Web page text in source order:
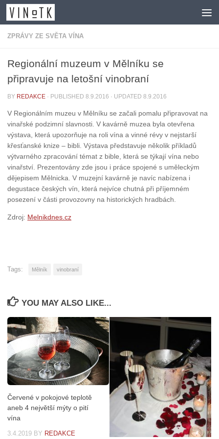
Skip to content
ZPRÁVY ZE SVĚTA VÍNA
Regionální muzeum v Mělníku se
připravuje na letošní vinobraní
BY REDAKCE · PUBLISHED 8.9.2016 · UPDATED 8.9.2016
V Regionálním muzeu v Mělníku se začali pomalu připravovat na
vinařské podzimní slavnosti. V kavárně muzea byla otevřena
výstava, která upozorňuje na roli vína a vinné révy v nejstarší
křesťanské knize – bibli. Výstava představuje několik příkladů
výtvarného zpracování témat z bible, která se týkají vína nebo
vinařství. Prezentovány zde jsou i práce spojené s uměleckým
dějepisem Mělnicka. V muzejní kavárně je navíc nabízena i
degustace českých vín, která nejvíce chutná při příjemném
posezení v části provozovny na historických hradbách.
Zdroj: Melnikdnes.cz
Tags: Mělník vinobraní
YOU MAY ALSO LIKE...
Červené v pokojové teplotě
aneb 4 největší mýty o pití
vína
3.4.2019 BY REDAKCE